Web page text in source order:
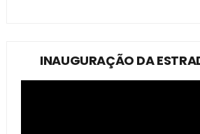
INAUGURAÇÃO DA